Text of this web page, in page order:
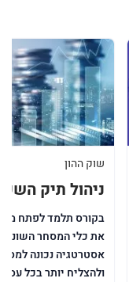
שוק ההון
ניהול תיק
בקורס תלמד לפתח
את כלי המסחר
אסטרטגיה נכונה
ולהצליח יותר בכל